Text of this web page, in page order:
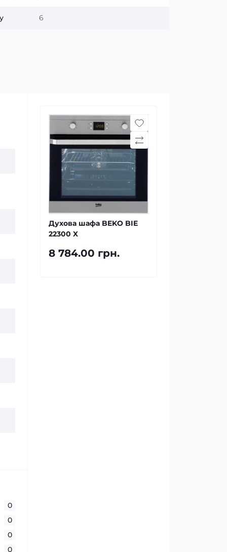
6
0
0
0
0
Духова шафа BEKO BIE
22300 X
8 784.00 грн.